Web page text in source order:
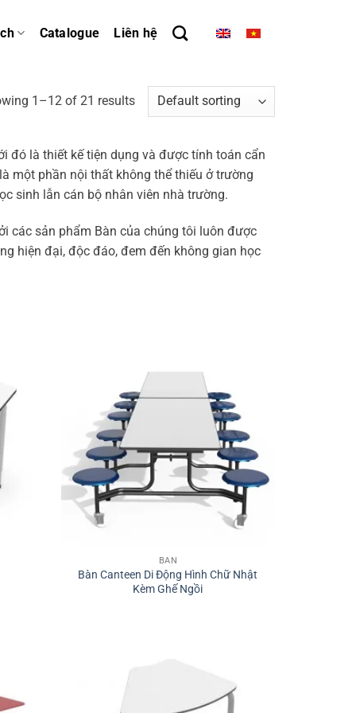
Catalogue Liên hệ
1–12 of 21 results
đó là thiết kế tiện dụng và được tính toán cẩn
một phần nội thất không thể thiếu ở trường
sinh lẫn cán bộ nhân viên nhà trường.
các sản phẩm Bàn của chúng tôi luôn được
hiện đại, độc đáo, đem đến không gian học
BÀN
Bàn Canteen Di Động Hình Chữ Nhật
Kèm Ghế Ngồi